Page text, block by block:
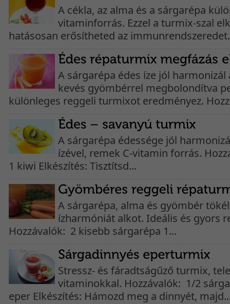
A cékla, az alma és a sárgarépa
vitaminforrás. Ezzel a turmix-szal
hatásosan erősítheted az
A sárgarépa édes íze jól harmonizál
kevés gyömbérrel megbolondítva
különleges reggeli turmixot eredményez.
A sárgarépa édessége jól
ízével, remek C-vitamin forrás.
1 kiwi Elkészítés: Tisztítsd...
A sárgarépa, alma és gyömbér
ízharmóniát alkot. Ideális és gyors
Hozzávalók: 2 kisebb sárgarépa 1...
Stressz- és fáradtságűző turmix,
vitaminokkal. Hozzávalók: 1/2
eper Elkészítés: Hámozd meg a dinnyét,